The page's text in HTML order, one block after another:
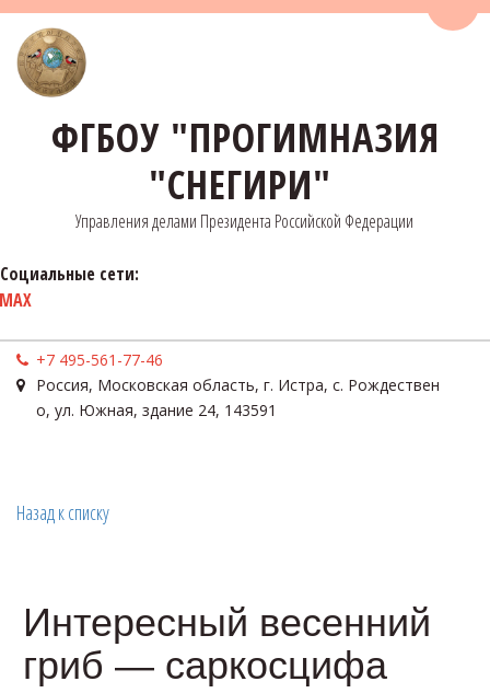
ФГБОУ "ПРОГИМНАЗИЯ
"СНЕГИРИ"
Управления делами Президента Российской Федерации
Социальные сети:
MAX
+7 495-561-77-46
Россия, Московская область, г. Истра, с. Рождествен
о, ул. Южная, здание 24, 143591
Назад к списку
Интересный весенний
гриб — саркосцифа